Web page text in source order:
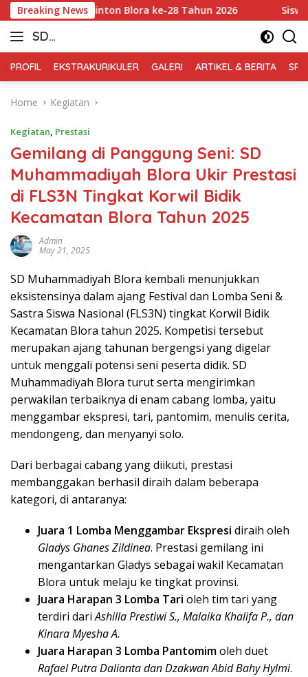
Skip
to
content
Breaking News
Badminton Blora ke-28 Tahun 2026 Siswa-Siswi
SD
Muhammadiyah
Blora
PROFIL EKSTRAKURIKULER GALERI ARTIKEL & BERITA
Home Kegiatan
Kegiatan, Prestasi
Gemilang di Panggung Seni: SD
Muhammadiyah Blora Ukir Prestasi
di FLS3N Tingkat Korwil Bidik
Kecamatan Blora Tahun 2025
Admin
May 21, 2025
SD Muhammadiyah Blora kembali menunjukkan
eksistensinya dalam ajang Festival dan Lomba Seni &
Sastra Siswa Nasional (FLS3N) tingkat Korwil Bidik
Kecamatan Blora tahun 2025. Kompetisi tersebut
merupakan ajang tahunan bergengsi yang digelar
untuk menggali potensi seni peserta didik. SD
Muhammadiyah Blora turut serta mengirimkan
perwakilan terbaiknya di enam cabang lomba, yaitu
menggambar ekspresi, tari, pantomim, menulis cerita,
mendongeng, dan menyanyi solo.
Dari berbagai cabang yang diikuti, prestasi
membanggakan berhasil diraih dalam beberapa
kategori, di antaranya:
Juara 1 Lomba Menggambar Ekspresi diraih oleh
Gladys Ghanes Zildinea. Prestasi gemilang ini
mengantarkan Gladys sebagai wakil Kecamatan
Blora untuk melaju ke tingkat provinsi.
Juara Harapan 3 Lomba Tari oleh tim tari yang
terdiri dariAshilla Prestiwi S., Malaika Khalifa P., dan
Kinara Myesha A.
Juara Harapan 3 Lomba Pantomimoleh duet
Rafael Putra Dalianta dan Dzakwan Abid Bahy Hylmi.